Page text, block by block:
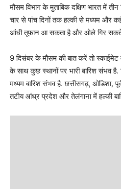
मौसम विभाग के मुताबिक दक्षिण भारत में
चार से पांच दिनों तक हल्की से मध्यम और
आंधी तूफान आ सकता है और ओले गिर
9 दिसंबर के मौसम की बात करें तो स्काईमेट
के साथ कुछ स्थानों पर भारी बारिश संभव
मध्यम बारिश संभव है. छत्तीसगढ़, ओडिशा,
तटीय आंध्र प्रदेश और तेलंगाना में हल्की